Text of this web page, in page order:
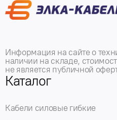
Информация на сайте о
наличии на складе,
не является публичной
Каталог
Кабели силовые гибкие